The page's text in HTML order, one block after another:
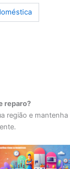
reparo?
região e mantenha